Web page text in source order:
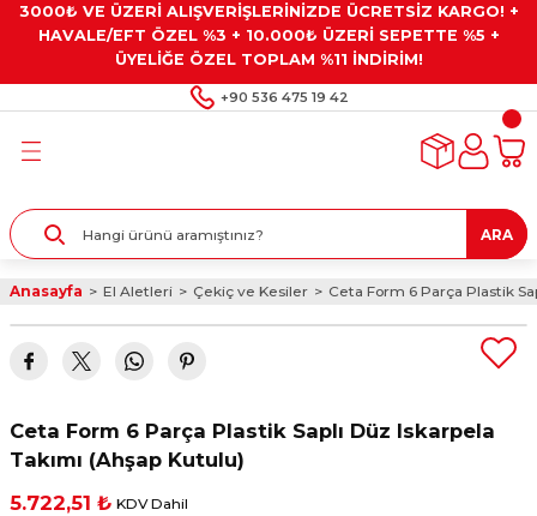
3000₺ VE ÜZERİ ALIŞVERİŞLERİNİZDE ÜCRETSİZ KARGO! +
HAVALE/EFT ÖZEL %3 + 10.000₺ ÜZERİ SEPETTE %5 +
ÜYELİĞE ÖZEL TOPLAM %11 İNDİRİM!
+90 536 475 19 42
Geri Dön
Geri Dön
Geri Dön
Gresler
Geri Dön
Alet Setleri
ve Multimetreler
Geri Dön
Taşları ve
ARA
Anasayfa El Aletleri Çekiç ve Kesiler Ceta Form 6 Parça Plastik
Ceta Form 6 Parça Plastik Saplı Düz Iskarpela
Takımı (Ahşap Kutulu)
5.722,51 ₺ KDV Dahil